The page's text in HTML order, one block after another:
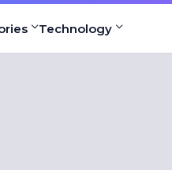
Technology